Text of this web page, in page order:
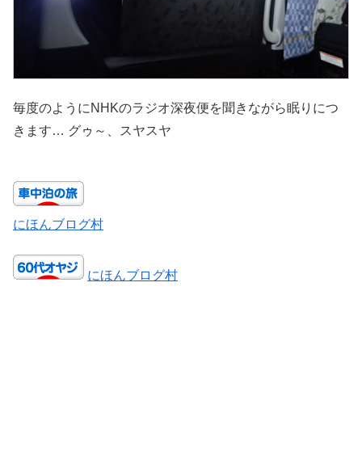
毎度のようにNHKのラジオ深夜便を聞きながら眠りにつ
きます… グゥ～、スヤスヤ
にほんブログ村
にほんブログ村